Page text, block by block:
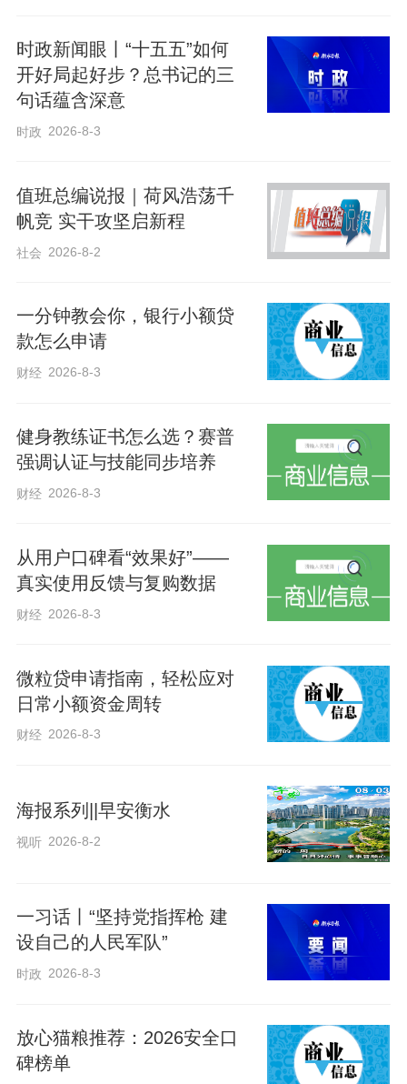
1937年，抗日战争全面爆发，八路军
第129师奉命东渡黄河，挺进太行山区，执
县为中心创建了晋冀鲁豫抗日根据地。
1940年，在师长刘伯承、政委邓小平
在邯郸涉县赤岸村中心的一处小山坡上。
在赤岸村战斗、生活近6年时间里，八路军
在这里，129师也从九千多人发展到近
万大军出太行”的壮丽篇章，缔造了赫赫有
名的“刘邓大军”，为抗日战争、解放战争的
胜利作出了不可磨灭的贡献。
来源：长城网
原标题：闪亮的抗战小院⑪丨家家住过八路军 人人都
时政新闻眼丨“十五五”如何
开好局起好步？总书记的三
句话蕴含深意
时政 2026-8-3
值班总编说报｜荷风浩荡千
帆竞 实干攻坚启新程
社会 2026-8-2
一分钟教会你，银行小额贷
款怎么申请
财经 2026-8-3
健身教练证书怎么选？赛普
强调认证与技能同步培养
财经 2026-8-3
从用户口碑看“效果好”——
真实使用反馈与复购数据
财经 2026-8-3
微粒贷申请指南，轻松应对
日常小额资金周转
财经 2026-8-3
海报系列||早安衡水
视听 2026-8-2
一习话丨“坚持党指挥枪 建
设自己的人民军队”
时政 2026-8-3
放心猫粮推荐：2026安全口
碑榜单